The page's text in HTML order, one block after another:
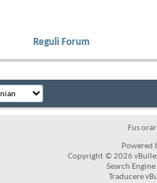
Reguli Forum
Fus
Powered
Copyright © 2026
Search
Traducere